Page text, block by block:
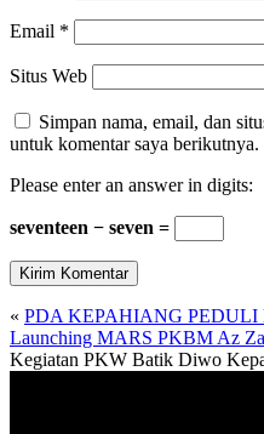
Email *
Situs Web
Simpan nama, email, dan
untuk komentar saya berikutnya.
Please enter an answer in digits:
seventeen − seven =
« PDA KEPAHIANG
Launching MARS PKBM Az
Kegiatan PKW Batik Diwo